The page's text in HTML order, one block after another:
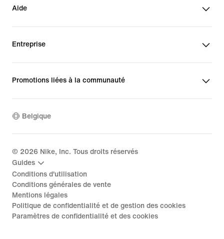
Aide
Entreprise
Promotions liées à la communauté
Belgique
© 2026 Nike, Inc. Tous droits réservés
Guides
Conditions d'utilisation
Conditions générales de vente
Mentions légales
Politique de confidentialité et de gestion des cookies
Paramètres de confidentialité et des cookies